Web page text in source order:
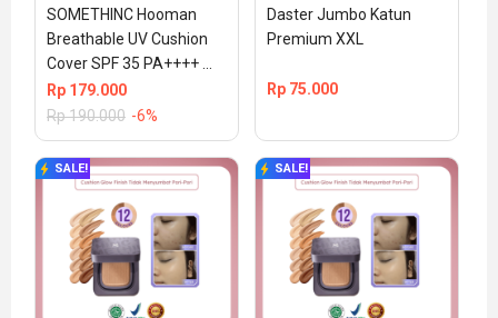
SOMETHINC Hooman
Breathable UV Cushion
Cover SPF 35 PA++++
15gr (100% ORIGINAL &
BPOM)02CHARLOTTE
Rp 179.000
Rp190.000 -6%
Daster Jumbo Katun
Premium XXL
Rp 75.000
SALE! SALE!